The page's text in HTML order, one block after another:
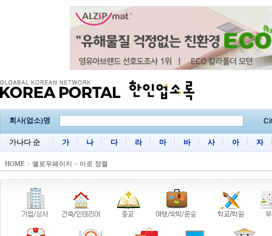
회사(업소)명
가나다 순 가 나 다 라 마 바 사 아 자
HOME > 옐로우페이지 > 아로 정렬